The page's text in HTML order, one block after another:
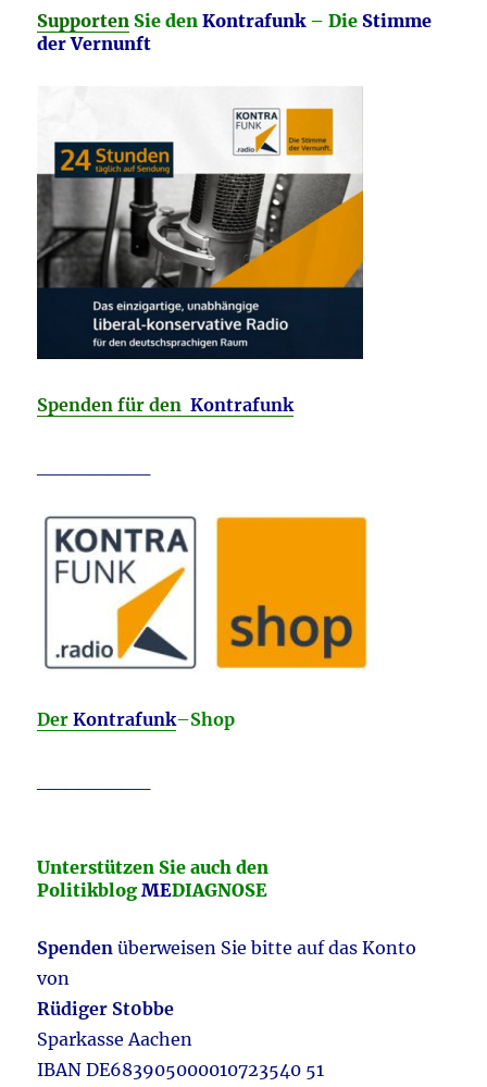
Supporten Sie denKontrafunk– DieStimme
der Vernunft
Spenden für denKontrafunk
DerKontrafunk–Shop
Unterstützen Sie auch den
PolitikblogMEDIAGNOSE
Spenden überweisen Sie bitte auf das Konto
von
Rüdiger St0bbe
Sparkasse Aachen
IBAN DE683905000010723540 51